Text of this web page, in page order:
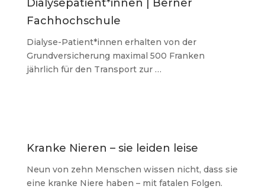
Dialysepatient*innen | Berner
Fachhochschule
Dialyse-Patient*innen erhalten von der
Grundversicherung maximal 500 Franken
jährlich für den Transport zur …
Kranke Nieren – sie leiden leise
Neun von zehn Menschen wissen nicht, dass sie
eine kranke Niere haben – mit fatalen Folgen.